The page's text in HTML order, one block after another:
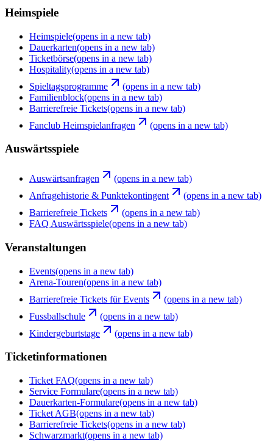
Heimspiele
Heimspiele(opens in a new tab)
Dauerkarten(opens in a new tab)
Ticketbörse(opens in a new tab)
Hospitality(opens in a new tab)
Spieltagsprogramme
(opens in a new tab)
Familienblock(opens in a new tab)
Barrierefreie Tickets(opens in a new tab)
Fanclub Heimspielanfragen
(opens in a new tab)
Auswärtsspiele
Auswärtsanfragen
(opens in a new tab)
Anfragehistorie & Punktekontingent
(opens in a new tab)
Barrierefreie Tickets
(opens in a new tab)
FAQ Auswärtsspiele(opens in a new tab)
Veranstaltungen
Events(opens in a new tab)
Arena-Touren(opens in a new tab)
Barrierefreie Tickets für Events
(opens in a new tab)
Fussballschule
(opens in a new tab)
Kindergeburtstage
(opens in a new tab)
Ticketinformationen
Ticket FAQ(opens in a new tab)
Service Formulare(opens in a new tab)
Dauerkarten-Formulare(opens in a new tab)
Ticket AGB(opens in a new tab)
Barrierefreie Tickets(opens in a new tab)
Schwarzmarkt(opens in a new tab)